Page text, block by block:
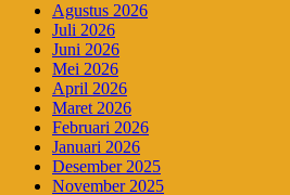
Agustus 2026
Juli 2026
Juni 2026
Mei 2026
April 2026
Maret 2026
Februari 2026
Januari 2026
Desember 2025
November 2025